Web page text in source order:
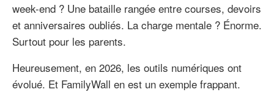
week-end ? Une bataille rangée entre courses, devoirs
et anniversaires oubliés. La charge mentale ? Énorme.
Surtout pour les parents.
Heureusement, en 2026, les outils numériques ont
évolué. Et FamilyWall en est un exemple frappant.